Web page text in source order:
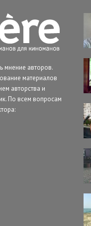
мнение авторов.
материалов
авторства и
По всем вопросам